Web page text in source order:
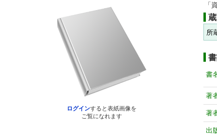
ログインすると表紙画像を
ご覧になれます
「
所
書
著
著
出